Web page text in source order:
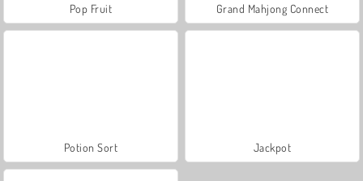
Pop Fruit Grand Mahjong Connect
Potion Sort Jackpot